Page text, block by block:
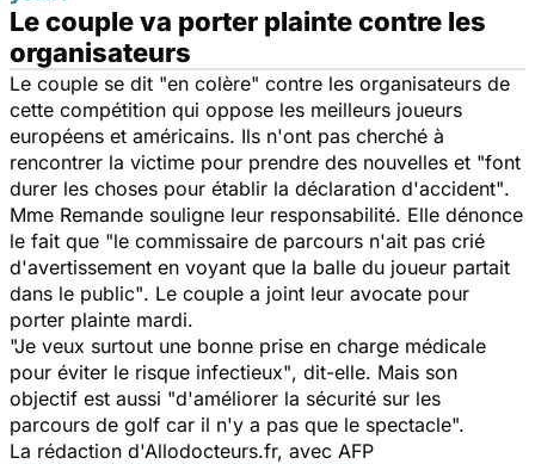
Le couple va porter plainte contre les
organisateurs
Le couple se dit "en colère" contre les organisateurs de
cette compétition qui oppose les meilleurs joueurs
européens et américains. Ils n'ont pas cherché à
rencontrer la victime pour prendre des nouvelles et "font
durer les choses pour établir la déclaration d'accident".
Mme Remande souligne leur responsabilité. Elle dénonce
le fait que "le commissaire de parcours n'ait pas crié
d'avertissement en voyant que la balle du joueur partait
dans le public". Le couple a joint leur avocate pour
porter plainte mardi.
"Je veux surtout une bonne prise en charge médicale
pour éviter le risque infectieux", dit-elle. Mais son
objectif est aussi "d'améliorer la sécurité sur les
parcours de golf car il n'y a pas que le spectacle".
La rédaction d'Allodocteurs.fr, avec AFP